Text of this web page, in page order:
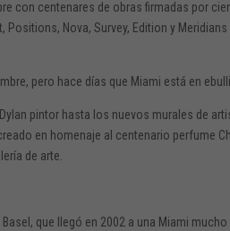
con centenares de obras firmadas por
Nova, Survey, Edition y
pero hace días que Miami está en
pintor hasta los nuevos murales de
en homenaje al centenario perfume
de arte.
que llegó en 2002 a una Miami